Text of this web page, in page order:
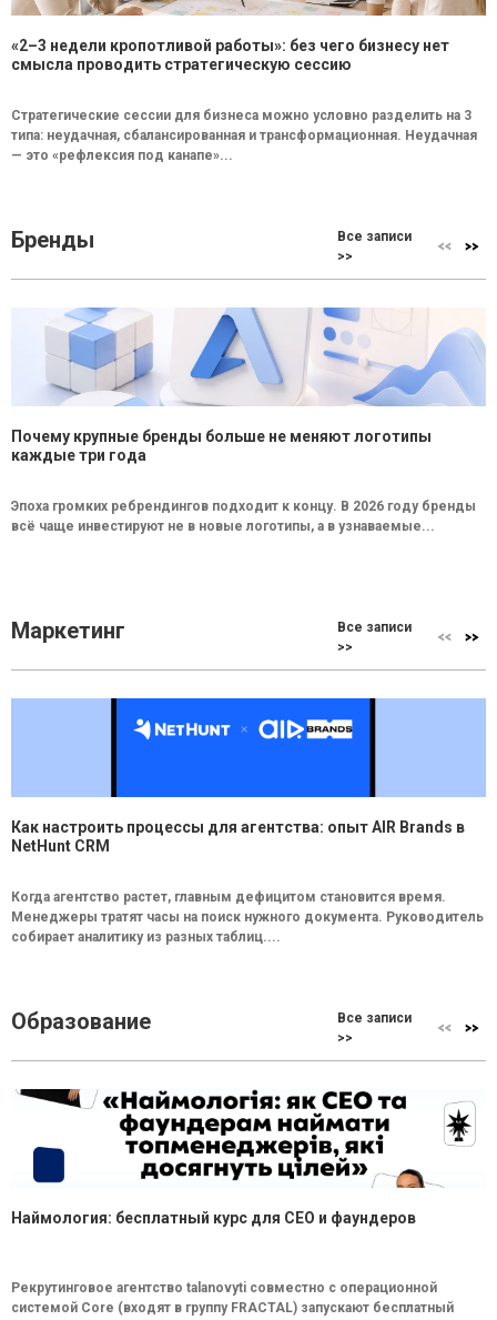
«2–3 недели кропотливой работы»: без чего бизнесу нет
смысла проводить стратегическую сессию
Стратегические сессии для бизнеса можно условно разделить на 3
типа: неудачная, сбалансированная и трансформационная. Неудачная
— это «рефлексия под канапе»...
Бренды
Все записи
>>
Почему крупные бренды больше не меняют логотипы
каждые три года
Эпоха громких ребрендингов подходит к концу. В 2026 году бренды
всё чаще инвестируют не в новые логотипы, а в узнаваемые...
Маркетинг
Все записи
>>
Как настроить процессы для агентства: опыт AIR Brands в
NetHunt CRM
Когда агентство растет, главным дефицитом становится время.
Менеджеры тратят часы на поиск нужного документа. Руководитель
собирает аналитику из разных таблиц....
Образование
Все записи
>>
Наймология: бесплатный курс для CEO и фаундеров
Рекрутинговое агентство talanovyti совместно с операционной
системой Core (входят в группу FRACTAL) запускают бесплатный